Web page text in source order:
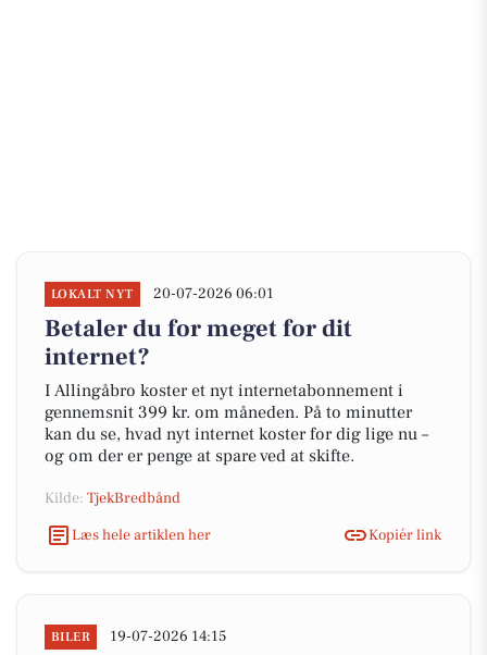
LOKALT NYT 20-07-2026 06:01
Betaler du for meget for dit
internet?
I Allingåbro koster et nyt internetabonnement i
gennemsnit 399 kr. om måneden. På to minutter
kan du se, hvad nyt internet koster for dig lige nu –
og om der er penge at spare ved at skifte.
Kilde: TjekBredbånd
Læs hele artiklen her
Kopiér link
BILER 19-07-2026 14:15